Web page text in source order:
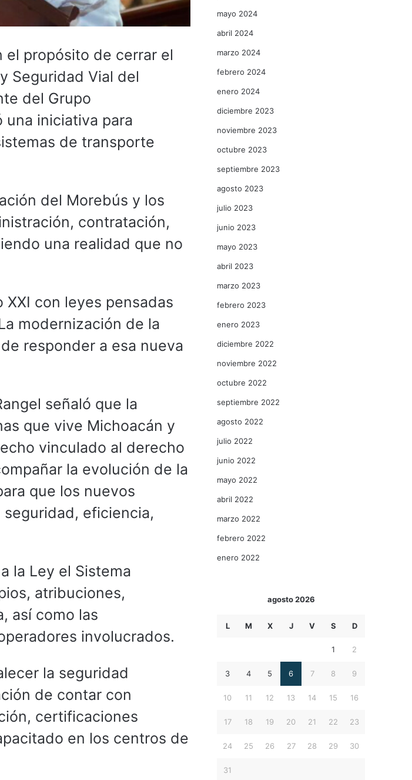
el propósito de cerrar el
Seguridad Vial del
del Grupo
una iniciativa para
de transporte
del Morebús y los
contratación,
una realidad que no
con leyes pensadas
modernización de la
responder a esa nueva
señaló que la
que vive Michoacán y
vinculado al derecho
la evolución de la
que los nuevos
eficiencia,
la Ley el Sistema
atribuciones,
así como las
involucrados.
la seguridad
de contar con
certificaciones
en los centros de
mayo 2024
abril 2024
marzo 2024
febrero 2024
enero 2024
diciembre 2023
noviembre 2023
octubre 2023
septiembre 2023
agosto 2023
julio 2023
junio 2023
mayo 2023
abril 2023
marzo 2023
febrero 2023
enero 2023
diciembre 2022
noviembre 2022
octubre 2022
septiembre 2022
agosto 2022
julio 2022
junio 2022
mayo 2022
abril 2022
marzo 2022
febrero 2022
enero 2022
agosto 2026
L M X J V S D
1 2
3 4 5 6 7 8 9
10 11 12 13 14 15 16
17 18 19 20 21 22 23
24 25 26 27 28 29 30
31